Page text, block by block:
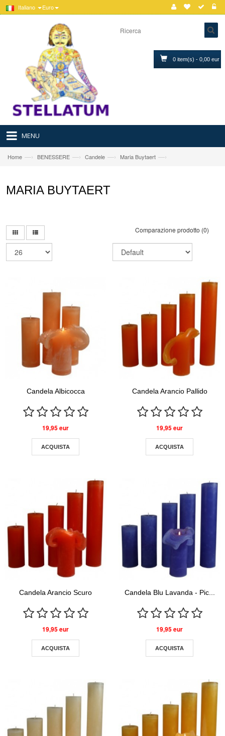
Italiano Euro
0 item(s) - 0,00 eur
MENU
Home —› BENESSERE —› Candele —› Maria Buytaert —›
MARIA BUYTAERT
Comparazione prodotto (0)
Candela Albicocca
19,95 eur
ACQUISTA
Candela Arancio Pallido
19,95 eur
ACQUISTA
Candela Arancio Scuro
19,95 eur
ACQUISTA
Candela Blu Lavanda - Pic...
19,95 eur
ACQUISTA